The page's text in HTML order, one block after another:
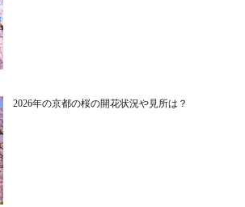
2026年の京都の桜の開花状況や見所は？